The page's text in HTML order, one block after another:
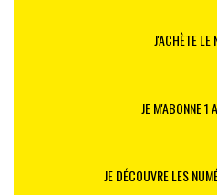
J'ACHÈTE LE
JE M'ABONNE 1
JE DÉCOUVRE LES